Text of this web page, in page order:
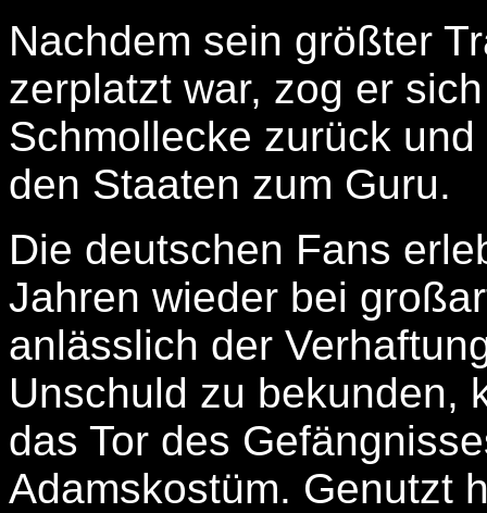
Nachdem sein größter
zerplatzt war, zog er
Schmollecke zurück
den Staaten zum Guru.
Die deutschen Fans
Jahren wieder bei
anlässlich der
Unschuld zu bekunden,
das Tor des
Adamskostüm. Genutzt